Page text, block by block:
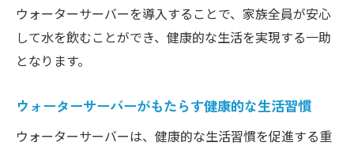
ウォーターサーバーを導入することで、家族全員が安心
して水を飲むことができ、健康的な生活を実現する一助
となります。
ウォーターサーバーがもたらす健康的な生活習慣
ウォーターサーバーは、健康的な生活習慣を促進する重